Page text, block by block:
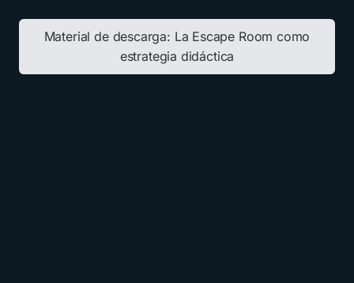
Material de descarga: La Escape Room como
estrategia didáctica